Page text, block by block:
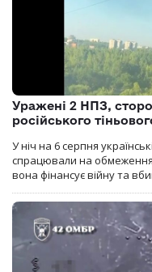
Уражені 2 НПЗ,
російського
У ніч на 6 серпня
спрацювали на обмеження
вона фінансує війну та